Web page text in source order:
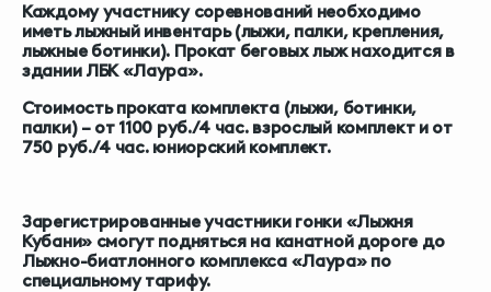
Каждому участнику соревнований необходимо
иметь лыжный инвентарь (лыжи, палки, крепления,
лыжные ботинки). Прокат беговых лыж находится в
здании ЛБК «Лаура».
Стоимость проката комплекта (лыжи, ботинки,
палки) – от 1100 руб./4 час. взрослый комплект и от
750 руб./4 час. юниорский комплект.
Зарегистрированные участники гонки «Лыжня
Кубани» смогут подняться на канатной дороге до
Лыжно-биатлонного комплекса «Лаура» по
специальному тарифу.